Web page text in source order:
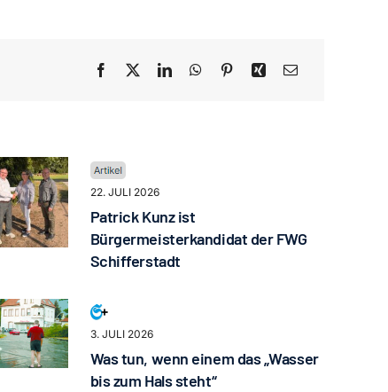
22. JULI 2026
Patrick Kunz ist
Bürgermeisterkandidat der FWG
Schifferstadt
3. JULI 2026
Was tun, wenn einem das „Wasser
bis zum Hals steht“